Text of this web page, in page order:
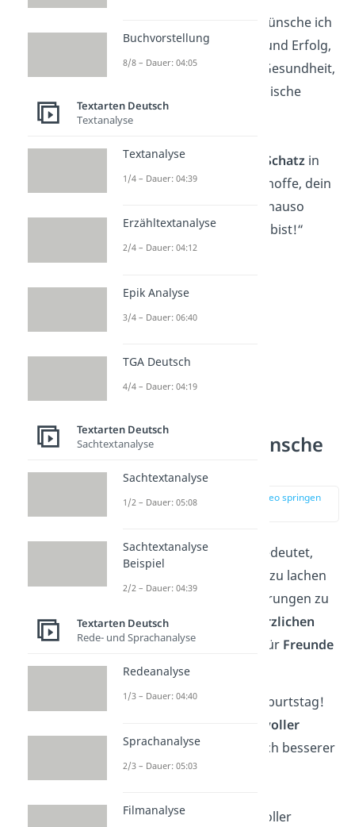
„Zum Geburtstag wünsche ich
dir nicht nur Glück und Erfolg,
sondern vor allem Gesundheit,
und viele magische
Momente!“
„Du bist ein echter Schatzin
meinem Leben. Ich hoffe, dein
Geburtstag wird genauso
großartig wie du es bist!“
Herzliche
Geburtstagswünsche
für Freunde
zur Stelle im Video springen
Wahre Freundschaft
bedeutet,
füreinander da zu sein, zu lachen
und gemeinsam Erinnerungen zu
schaffen. Unsere
15 herzlichen
Geburtstagswünsche
für Freunde
verkörpern all das:
„Alles Liebe zum Geburtstag!
wundervoller
Mensch und ein noch besserer
Freund!“
„Ein weiteres Jahr voller
Buchvorstellung
8/8 – Dauer: 04:05
Textarten Deutsch
Textanalyse
Textanalyse
1/4 – Dauer: 04:39
Erzähltextanalyse
2/4 – Dauer: 04:12
Epik Analyse
3/4 – Dauer: 06:40
TGA Deutsch
4/4 – Dauer: 04:19
Textarten Deutsch
Sachtextanalyse
Sachtextanalyse
1/2 – Dauer: 05:08
Sachtextanalyse
Beispiel
2/2 – Dauer: 04:39
Textarten Deutsch
Rede- und Sprachanalyse
Redeanalyse
1/3 – Dauer: 04:40
Sprachanalyse
2/3 – Dauer: 05:03
Filmanalyse